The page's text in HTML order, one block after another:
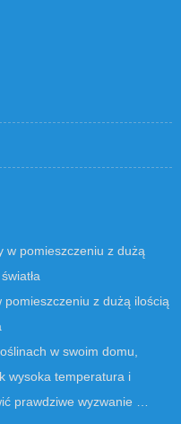
z dużą ilością
w swoim domu,
wysoka temperatura i
prawdziwe wyzwanie …